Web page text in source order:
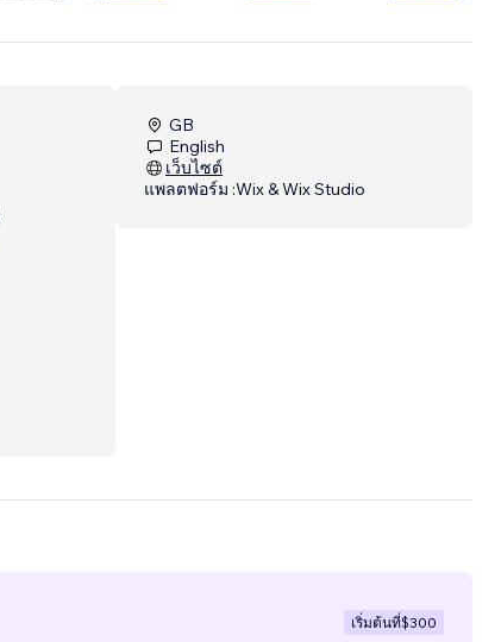
GB
English
เว็บไซต์
แพลตฟอร์ม :Wix & Wix Studio
เริ่มต้นที่$300